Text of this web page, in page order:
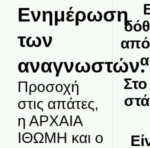
Ενημέρωση
των
αναγνωστών.
Προσοχή
στις απάτες,
η ΑΡΧΑΙΑ
ΙΘΩΜΗ και ο
από